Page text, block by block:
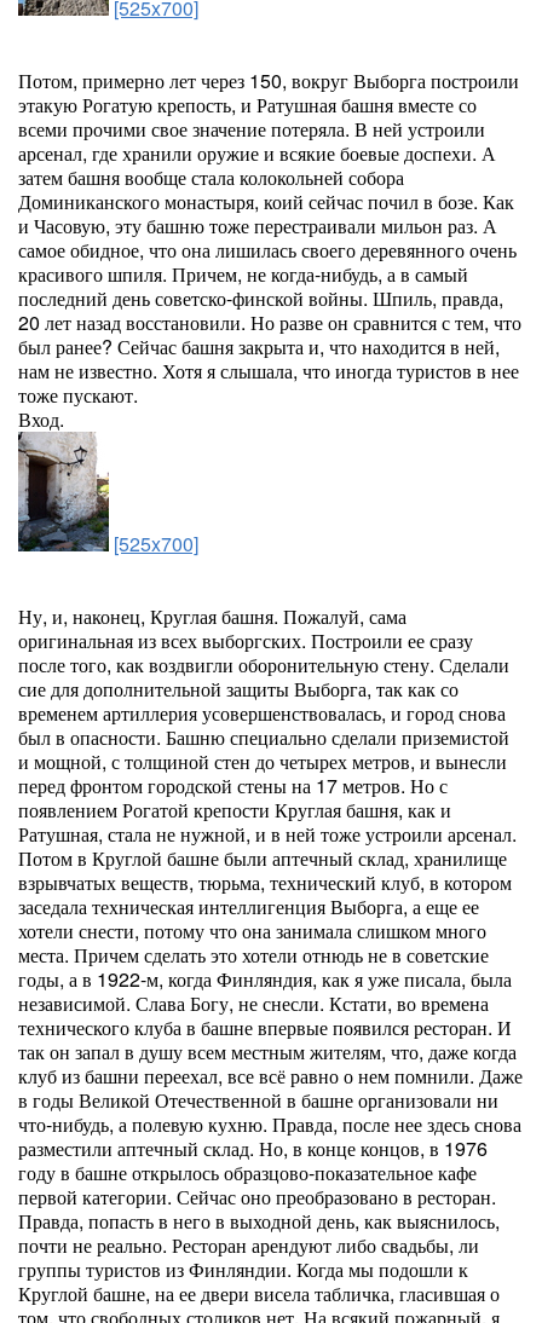
[525x700]
Потом, примерно лет через 150, вокруг Выборга построили
этакую Рогатую крепость, и Ратушная башня вместе со
всеми прочими свое значение потеряла. В ней устроили
арсенал, где хранили оружие и всякие боевые доспехи. А
затем башня вообще стала колокольней собора
Доминиканского монастыря, коий сейчас почил в бозе. Как
и Часовую, эту башню тоже перестраивали мильон раз. А
самое обидное, что она лишилась своего деревянного очень
красивого шпиля. Причем, не когда-нибудь, а в самый
последний день советско-финской войны. Шпиль, правда,
20 лет назад восстановили. Но разве он сравнится с тем, что
был ранее? Сейчас башня закрыта и, что находится в ней,
нам не известно. Хотя я слышала, что иногда туристов в нее
тоже пускают.
Вход.
[525x700]
Ну, и, наконец, Круглая башня. Пожалуй, сама
оригинальная из всех выборгских. Построили ее сразу
после того, как воздвигли оборонительную стену. Сделали
сие для дополнительной защиты Выборга, так как со
временем артиллерия усовершенствовалась, и город снова
был в опасности. Башню специально сделали приземистой
и мощной, с толщиной стен до четырех метров, и вынесли
перед фронтом городской стены на 17 метров. Но с
появлением Рогатой крепости Круглая башня, как и
Ратушная, стала не нужной, и в ней тоже устроили арсенал.
Потом в Круглой башне были аптечный склад, хранилище
взрывчатых веществ, тюрьма, технический клуб, в котором
заседала техническая интеллигенция Выборга, а еще ее
хотели снести, потому что она занимала слишком много
места. Причем сделать это хотели отнюдь не в советские
годы, а в 1922-м, когда Финляндия, как я уже писала, была
независимой. Слава Богу, не снесли. Кстати, во времена
технического клуба в башне впервые появился ресторан. И
так он запал в душу всем местным жителям, что, даже когда
клуб из башни переехал, все всё равно о нем помнили. Даже
в годы Великой Отечественной в башне организовали ни
что-нибудь, а полевую кухню. Правда, после нее здесь снова
разместили аптечный склад. Но, в конце концов, в 1976
году в башне открылось образцово-показательное кафе
первой категории. Сейчас оно преобразовано в ресторан.
Правда, попасть в него в выходной день, как выяснилось,
почти не реально. Ресторан арендуют либо свадьбы, ли
группы туристов из Финляндии. Когда мы подошли к
Круглой башне, на ее двери висела табличка, гласившая о